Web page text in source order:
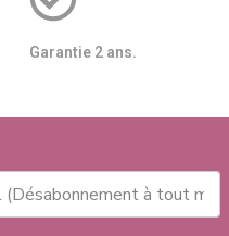
Garantie 2 ans.